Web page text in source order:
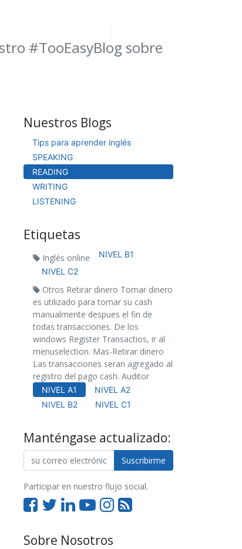
#TooEasyBlog sobre
Nuestros Blogs
Tips para aprender inglés
SPEAKING
READING
WRITING
LISTENING
Etiquetas
Inglés online
NIVEL B1
NIVEL C2
Otros Retirar dinero Tomar dinero
es utilizado para tomar su cash
manualmente despues el fin de
todas transacciones. De los
windows Register Transactios, ir al
menuselection. Mas-Retirar dinero
Las transacciones seran agregado al
registro del pago cash. Auditor
NIVEL A1
NIVEL A2
NIVEL B2
NIVEL C1
Manténgase actualizado:
Suscribirme
Participar en nuestro flujo social.
Sobre Nosotros